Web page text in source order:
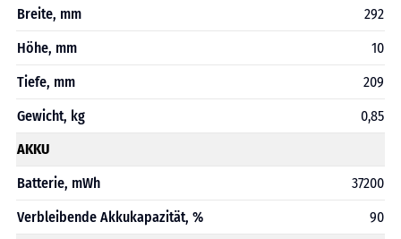
Breite, mm
292
Höhe, mm
10
Tiefe, mm
209
Gewicht, kg
0,85
AKKU
Batterie, mWh
37200
Verbleibende Akkukapazität, %
90